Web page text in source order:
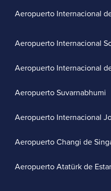
Aeropuerto Internacional
Aeropuerto Internacional
Aeropuerto Internacional
Aeropuerto Suvarnabhumi
Aeropuerto Internacional
Aeropuerto Changi de
Aeropuerto Atatürk de